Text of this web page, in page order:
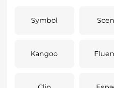
Symbol
Kangoo